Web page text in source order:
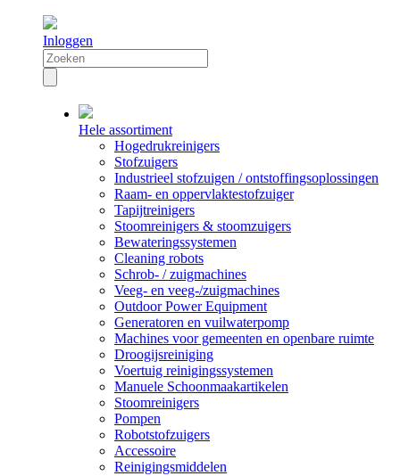
Inloggen
Hele assortiment
Hogedrukreinigers
Stofzuigers
Industrieel stofzuigen / ontstoffingsoplossingen
Raam- en oppervlaktestofzuiger
Tapijtreinigers
Stoomreinigers & stoomzuigers
Bewateringssystemen
Cleaning robots
Schrob- / zuigmachines
Veeg- en veeg-/zuigmachines
Outdoor Power Equipment
Generatoren en vuilwaterpomp
Machines voor gemeenten en openbare ruimte
Droogijsreiniging
Voertuig reinigingssystemen
Manuele Schoonmaakartikelen
Stoomreinigers
Pompen
Robotstofzuigers
Accessoire
Reinigingsmiddelen